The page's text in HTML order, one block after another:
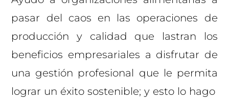
pasar del caos en las operaciones de
producción y calidad que lastran los
beneficios empresariales a disfrutar de
una gestión profesional que le permita
lograr un éxito sostenible; y esto lo hago